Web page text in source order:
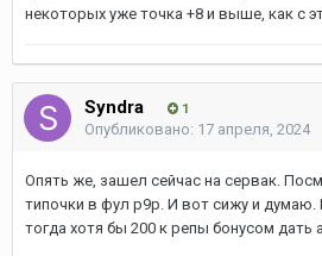
некоторых уже точка +8 и выше, как с
Syndra 1
Опубликовано: 17 апреля, 2024
Опять же, зашел сейчас на сервак.
типочки в фул р9р. И вот сижу и
тогда хотя бы 200 к репы бонусом дать